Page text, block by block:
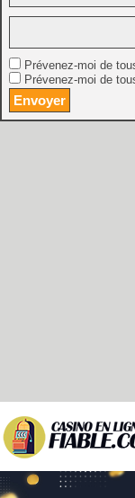
Prévenez-moi de
Prévenez-moi de